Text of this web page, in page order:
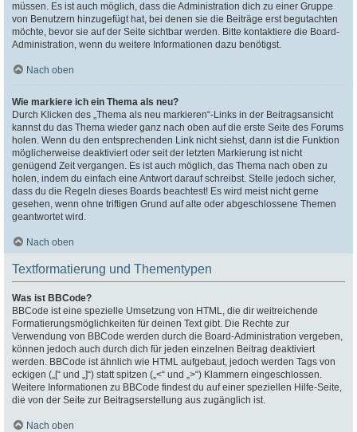
müssen. Es ist auch möglich, dass die Administration dich zu einer Gruppe
von Benutzern hinzugefügt hat, bei denen sie die Beiträge erst begutachten
möchte, bevor sie auf der Seite sichtbar werden. Bitte kontaktiere die Board-
Administration, wenn du weitere Informationen dazu benötigst.
Nach oben
Wie markiere ich ein Thema als neu?
Durch Klicken des „Thema als neu markieren“-Links in der Beitragsansicht
kannst du das Thema wieder ganz nach oben auf die erste Seite des Forums
holen. Wenn du den entsprechenden Link nicht siehst, dann ist die Funktion
möglicherweise deaktiviert oder seit der letzten Markierung ist nicht
genügend Zeit vergangen. Es ist auch möglich, das Thema nach oben zu
holen, indem du einfach eine Antwort darauf schreibst. Stelle jedoch sicher,
dass du die Regeln dieses Boards beachtest! Es wird meist nicht gerne
gesehen, wenn ohne triftigen Grund auf alte oder abgeschlossene Themen
geantwortet wird.
Nach oben
Textformatierung und Thementypen
Was ist BBCode?
BBCode ist eine spezielle Umsetzung von HTML, die dir weitreichende
Formatierungsmöglichkeiten für deinen Text gibt. Die Rechte zur
Verwendung von BBCode werden durch die Board-Administration vergeben,
können jedoch auch durch dich für jeden einzelnen Beitrag deaktiviert
werden. BBCode ist ähnlich wie HTML aufgebaut, jedoch werden Tags von
eckigen („[“ und „]“) statt spitzen („<“ und „>“) Klammern eingeschlossen.
Weitere Informationen zu BBCode findest du auf einer speziellen Hilfe-Seite,
die von der Seite zur Beitragserstellung aus zugänglich ist.
Nach oben